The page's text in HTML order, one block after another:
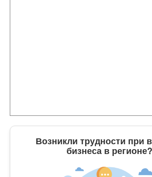
Возникли трудности при
бизнеса в регионе?